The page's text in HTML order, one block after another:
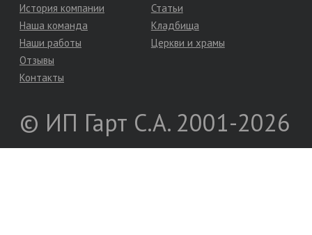
История компании
Наша команда
Наши работы
Отзывы
Контакты
Статьи
Кладбища
Церкви и храмы
© ИП Гарт С.А. 2001-2026